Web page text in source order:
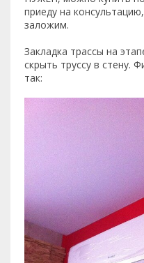
приеду на
заложим.
Закладка трассы на
скрыть труссу в стену.
так: